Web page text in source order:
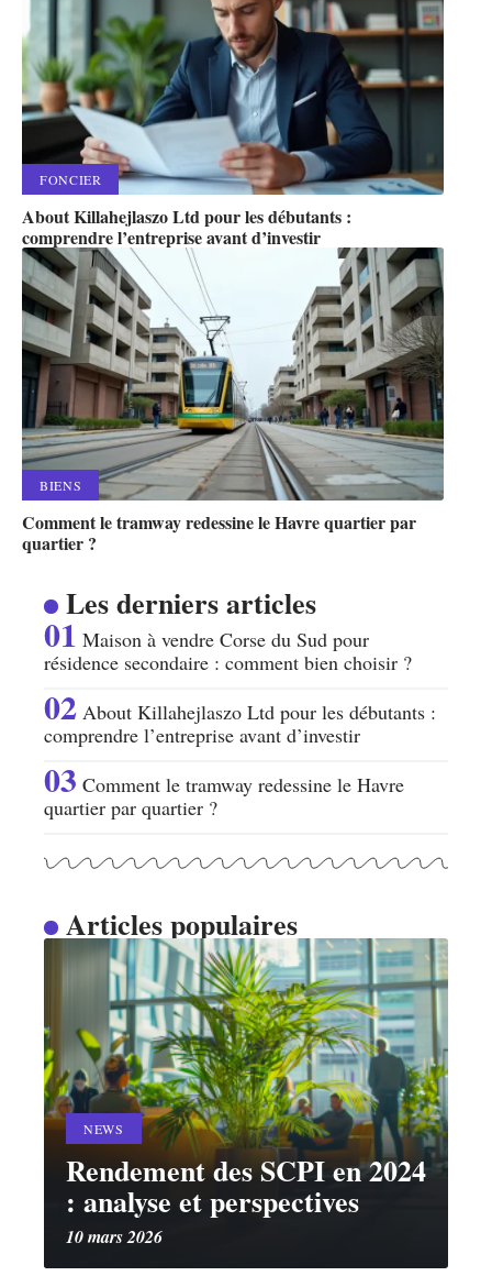
FONCIER
About Killahejlaszo Ltd pour les débutants :
comprendre l’entreprise avant d’investir
BIENS
Comment le tramway redessine le Havre quartier par
quartier ?
Les derniers articles
Maison à vendre Corse du Sud pour
résidence secondaire : comment bien choisir ?
About Killahejlaszo Ltd pour les débutants :
comprendre l’entreprise avant d’investir
Comment le tramway redessine le Havre
quartier par quartier ?
Articles populaires
NEWS
Rendement des SCPI en 2024
: analyse et perspectives
10 mars 2026